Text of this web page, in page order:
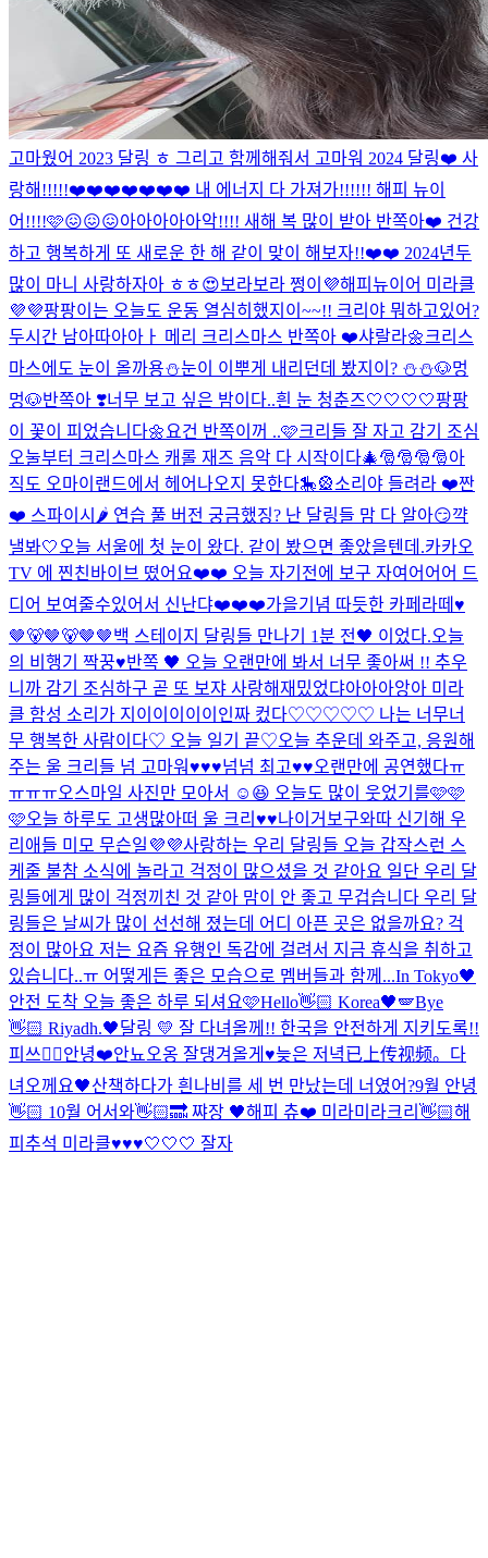
고마웠어 2023 달링 ㅎ 그리고 함께해줘서 고마워 2024 달링❤️ 사
랑해!!!!!❤️❤️❤️❤️❤️❤️❤️ 내 에너지 다 가져가!!!!!! 해피 뉴이
어!!!!🩷😖😖😖아아아아아악!!!! 새해 복 많이 받아 반쪽아❤️ 건강
하고 행복하게 또 새로운 한 해 같이 맞이 해보자!!❤️❤️ 2024년두
많이 마니 사랑하자아 ㅎㅎ😍보라보라 쩡이💜해피뉴이어 미라클
💜💜팡팡이는 오늘도 운동 열심히했지이~~!! 크리야 뭐하고있어?
두시간 남아따아아ㅏ 메리 크리스마스 반쪽아 ❤️샤랄라🌼 크리스
마스에도 눈이 올까용⛄️눈이 이뿌게 내리던데 봤지이? ⛄️⛄️🐶멍
멍🐶반쪽아 ❣️너무 보고 싶은 밤이다..흰 눈 청춘즈🤍🤍🤍🤍팡팡
이 꽃이 피었습니다🌼 요건 반쪽이꺼 ..🩷크리들 잘 자고 감기 조심
오눌부터 크리스마스 캐롤 재즈 음악 다 시작이다🎄🎅🎅🎅🎅아
직도 오마이랜드에서 헤어나오지 못한다🎠🎡소리야 들려라 ❤️짠
❤️ 스파이시🌶️ 연습 풀 버전 궁금했징? 난 달링들 맘 다 알아😏꺅
낼봐🤍 오늘 서울에 첫 눈이 왔다. 같이 봤으면 좋았을텐데.카카오
TV 에 찐친바이브 떴어요❤️❤️ 오늘 자기전에 보구 자여어어어 드
디어 보여줄수있어서 신난댜❤️❤️❤️가을기념 따듯한 카페라떼♥
🤎🐻🤎🐻🤎🤎백 스테이지 달링들 만나기 1분 전🖤 이었다.오늘
의 비행기 짝꿍♥반쪽 🖤 오늘 오랜만에 봐서 너무 좋아써 !! 추우
니까 감기 조심하구 곧 또 보쟈 사랑해재밌었댜아아아앙아 미라
클 함성 소리가 지이이이이이인짜 컸다♡♡♡♡♡ 나는 너무너
무 행복한 사람이다♡ 오늘 일기 끝♡오늘 추운데 와주고, 응원해
주는 울 크리들 넘 고마워♥♥♥넘넘 최고♥♥오랜만에 공연했다ㅠ
ㅠㅠㅠ오스마일 사진만 모아서 ☺️😆 오늘도 많이 웃었기를🩷🩷
🩷오늘 하루도 고생많아떠 울 크리♥♥나이거보구와따 신기해 우
리애들 미모 무슨일💜💜사랑하는 우리 달링들 오늘 갑작스런 스
케줄 불참 소식에 놀라고 걱정이 많으셨을 것 같아요 일단 우리 달
링들에게 많이 걱정끼친 것 같아 맘이 안 좋고 무겁습니다 우리 달
링들은 날씨가 많이 선선해 졌는데 어디 아픈 곳은 없을까요? 걱
정이 많아요 저는 요즘 유행인 독감에 걸려서 지금 휴식을 취하고
있습니다..ㅠ 어떻게든 좋은 모습으로 멤버들과 함께...In Tokyo🖤
안전 도착 오늘 좋은 하루 되셔요🩷Hello👋🏻 Korea🖤🪽Bye
👋🏻 Riyadh.🖤달링 💛 잘 다녀올께!! 한국을 안전하게 지키도록!!
피쓰✌🏻안녕❤️안뇨오옹 잘댕겨올게♥늦은 저녁已上传视频。 다
녀오께요🖤산책하다가 흰나비를 세 번 만났는데 너였어?9월 안녕
👋🏻 10월 어서와👋🏻🔜 쨔장 🖤해피 츄❤️ 미라미라크리👋🏻해
피추석 미라클♥♥♥🤍🤍🤍 잘자